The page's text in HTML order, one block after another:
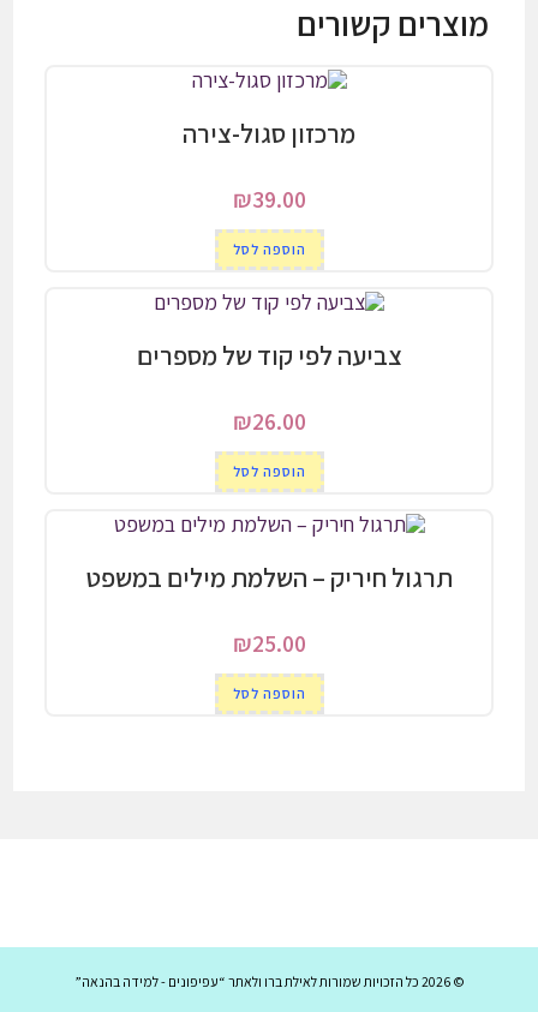
מוצרים קשורים
מרכזון סגול-צירה
₪39.00
הוספה לסל
צביעה לפי קוד של מספרים
₪26.00
הוספה לסל
תרגול חיריק – השלמת מילים במשפט
₪25.00
הוספה לסל
© 2026 כל הזכויות שמורות לאילת ברו ולאתר “עפיפונים - למידה בהנאה”